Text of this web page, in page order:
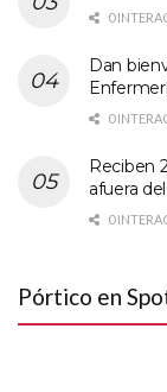
0
Dan
0
Reciben
afuera
0
Pórtico en